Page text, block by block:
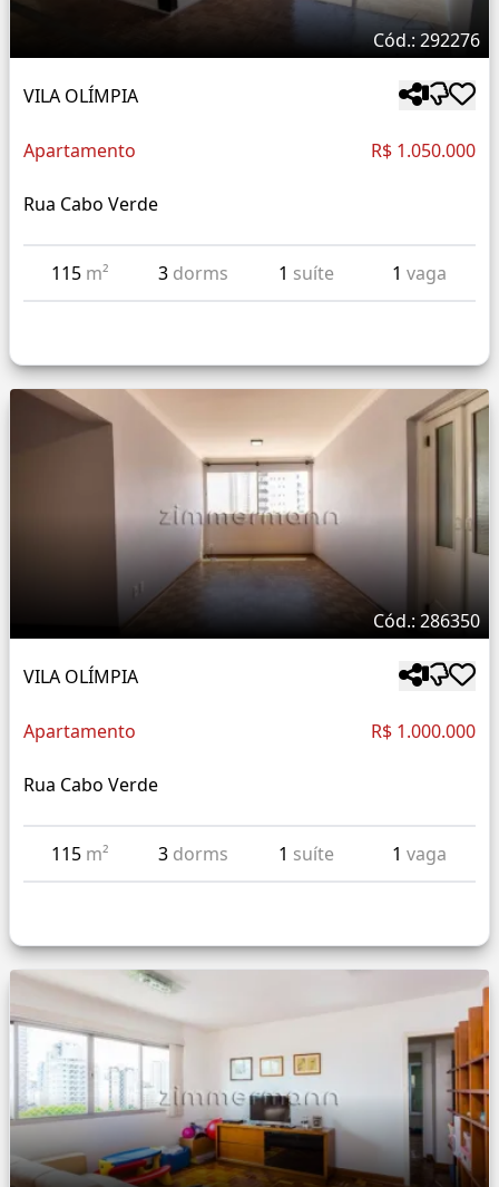
Cód.: 292276
VILA OLÍMPIA
Apartamento R$ 1.050.000
Rua Cabo Verde
115 m² 3 dorms 1 suíte 1 vaga
Cód.: 286350
VILA OLÍMPIA
Apartamento R$ 1.000.000
Rua Cabo Verde
115 m² 3 dorms 1 suíte 1 vaga